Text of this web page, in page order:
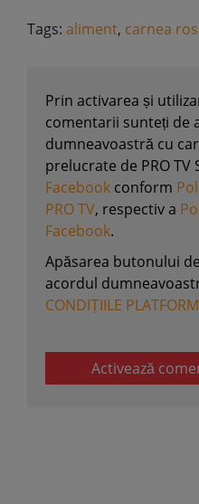
Tags: aliment, carnea
Prin activarea și
comentarii sunteți de
dumneavoastră cu
prelucrate de PRO TV
Facebook conform
PRO TV, respectiv a
Facebook.
Apăsarea butonului
acordul
CONDIȚIILE
Activează